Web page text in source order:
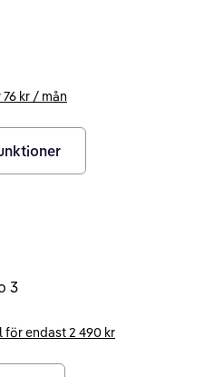
76 kr / mån
3
för endast2 490 kr